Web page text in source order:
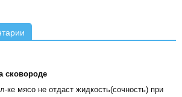
сковороде
ке мясо не отдаст жидкость(сочность) при